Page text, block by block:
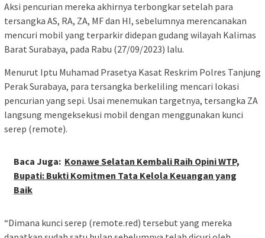
Aksi pencurian mereka akhirnya terbongkar setelah para
tersangka AS, RA, ZA, MF dan HI, sebelumnya merencanakan
mencuri mobil yang terparkir didepan gudang wilayah Kalimas
Barat Surabaya, pada Rabu (27/09/2023) lalu.
Menurut Iptu Muhamad Prasetya Kasat Reskrim Polres Tanjung
Perak Surabaya, para tersangka berkeliling mencari lokasi
pencurian yang sepi. Usai menemukan targetnya, tersangka ZA
langsung mengeksekusi mobil dengan menggunakan kunci
serep (remote).
Baca Juga: Konawe Selatan Kembali Raih Opini WTP,
Bupati: Bukti Komitmen Tata Kelola Keuangan yang
Baik
“Dimana kunci serep (remote.red) tersebut yang mereka